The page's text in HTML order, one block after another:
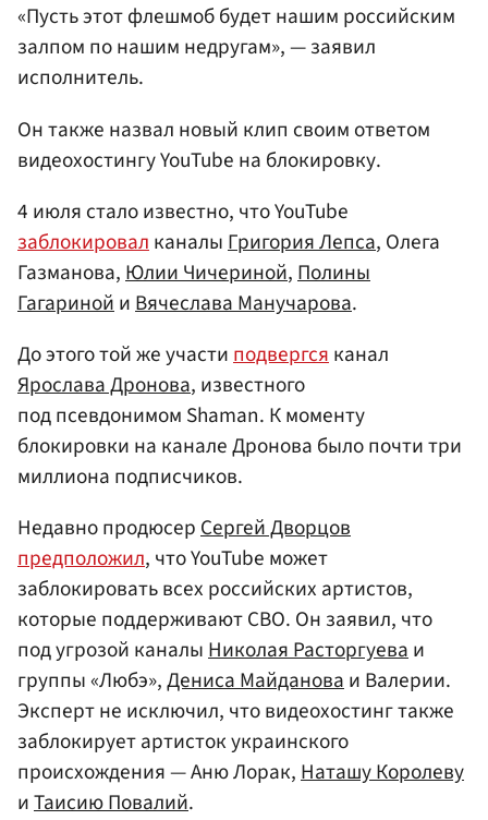
«Пусть этот флешмоб будет нашим российским
залпом по нашим недругам», — заявил
исполнитель.
Он также назвал новый клип своим ответом
видеохостингу YouTube на блокировку.
4 июля стало известно, что YouTube
заблокировалканалыГригория Лепса, Олега
Газманова,Юлии Чичериной,Полины
ГагаринойиВячеслава Манучарова.
До этого той же участиподвергсяканал
Ярослава Дронова, известного
под псевдонимом Shaman. К моменту
блокировки на канале Дронова было почти три
миллиона подписчиков.
Недавно продюсерСергей Дворцов
предположил, что YouTube может
заблокировать всех российских артистов,
которые поддерживают СВО. Он заявил, что
под угрозой каналыНиколая Расторгуеваи
группы «Любэ»,Дениса Майдановаи Валерии.
Эксперт не исключил, что видеохостинг также
заблокирует артисток украинского
происхождения — Аню Лорак,Наташу Королеву
иТаисию Повалий.